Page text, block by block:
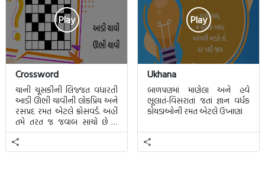
Play
Crossword
ચાની ચૂસકીની લિજ્જત વધારતી
આડી ઊભી ચાવીની લોકપ્રિય અને
રસપ્રદ રમત એટલે ક્રોસવર્ડ. અહીં
તમે તરત જ જવાબ સાચો છે કે
ખોટો તે જાણી શકાશે.
Play
Ukhana
બાળપણમાં માણેલા અને હવે
ભૂલાતં-વિસરાતાં જતાં જ્ઞાન વર્ધક
કોયડાઓની રમત એટલે ઉખાણાં